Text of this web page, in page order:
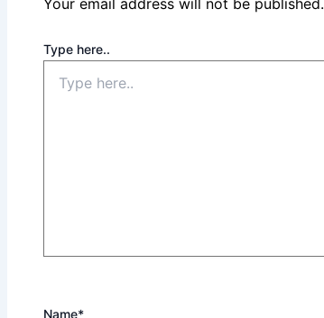
Your email address will not be published.
Type here..
Name*